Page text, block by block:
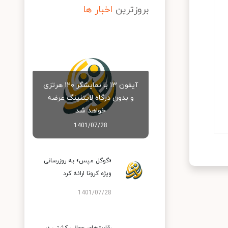
بروزترین اخبار ها
آیفون ۱۳ با نمایشگر ۱۲۰ هرتزی
و بدون درگاه لایتنینگ عرضه
خواهد شد
1401/07/28
«گوگل مپس» به روزرسانی
ویژه کرونا ارائه کرد
1401/07/28